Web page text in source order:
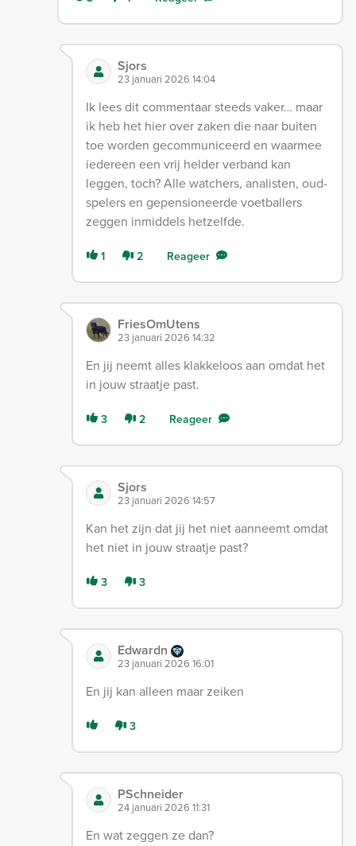
Sjors
23 januari 2026 14:04
Ik lees dit commentaar steeds vaker… maar
ik heb het hier over zaken die naar buiten
toe worden gecommuniceerd en waarmee
iedereen een vrij helder verband kan
leggen, toch? Alle watchers, analisten, oud-
spelers en gepensioneerde voetballers
zeggen inmiddels hetzelfde.
1 2 Reageer
FriesOmUtens
23 januari 2026 14:32
En jij neemt alles klakkeloos aan omdat het
in jouw straatje past.
3 2 Reageer
Sjors
23 januari 2026 14:57
Kan het zijn dat jij het niet aanneemt omdat
het niet in jouw straatje past?
3 3
Edwardn
23 januari 2026 16:01
En jij kan alleen maar zeiken
3
PSchneider
24 januari 2026 11:31
En wat zeggen ze dan?